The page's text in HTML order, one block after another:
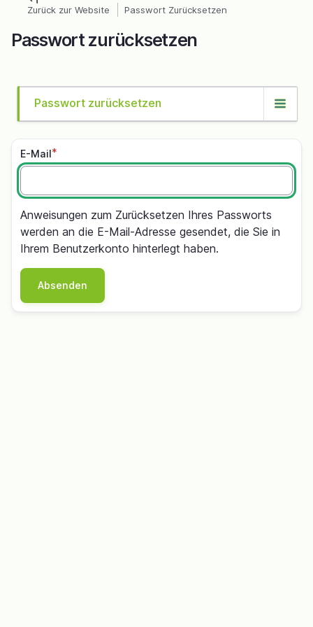
Direkt
Inhalt
Pfadnavigation
Zurück zur Website Passwort Zurücksetzen
Passwort zurücksetzen
Primäre
Passwort zurücksetzen
E-Mail
Anweisungen zum Zurücksetzen Ihres Passworts
werden an die E-Mail-Adresse gesendet, die Sie in
Ihrem Benutzerkonto hinterlegt haben.